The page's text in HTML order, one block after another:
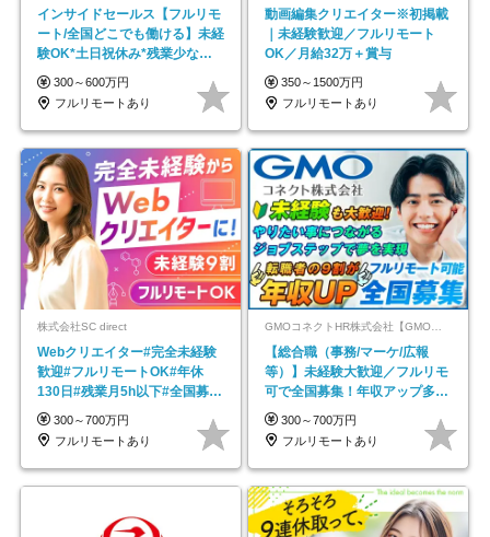
インサイドセールス【フルリモ
ート/全国どこでも働ける】未経
験OK*土日祝休み*残業少なめ*
在宅勤務手当あり
300～600万円
フルリモートあり
動画編集クリエイター※初掲載
｜未経験歓迎／フルリモート
OK／月給32万＋賞与
350～1500万円
フルリモートあり
株式会社SC direct
Webクリエイター#完全未経験
歓迎#フルリモートOK#年休
130日#残業月5h以下#全国募集
#最大1年の研修
300～700万円
フルリモートあり
GMOコネクトHR株式会社【GMOインターネットグループ】
【総合職（事務/マーケ/広報
等）】未経験大歓迎／フルリモ
可で全国募集！年収アップ多数
★年休最大130日★
300～700万円
フルリモートあり